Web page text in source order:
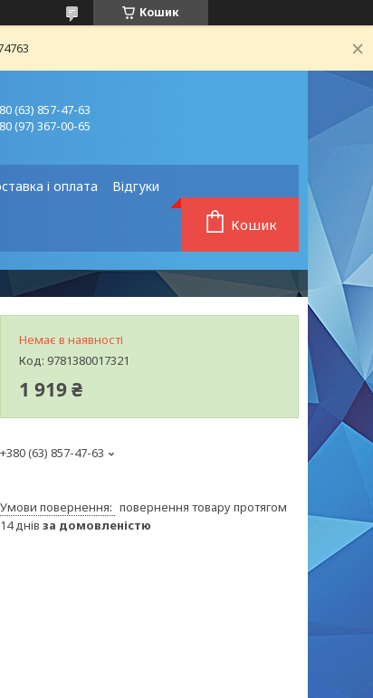
Кошик
(63) 857-47-63
(97) 367-00-65
і оплата Відгуки
Кошик
Немає в наявності
Код: 9781380017321
1 919 ₴
+380 (63) 857-47-63
повернення товару протягом
14 днів за домовленістю